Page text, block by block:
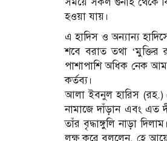
হওয়া যায়।
এ হাদিস ও অন্যান্য
শবে বরাত তথা ‘মুক্তির
পাশাপাশি অধিক নেক
কর্তব্য।
আলা ইবনুল হারিস (রহ.)
নামাজে দাঁড়ান এবং এত
তাঁর বৃদ্ধাঙ্গুলি নাড়া
লক্ষ করে বললেন, হে